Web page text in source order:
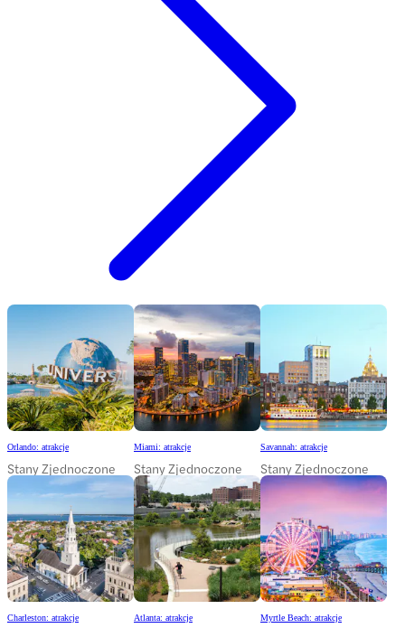
Orlando: atrakcje
Stany Zjednoczone
Miami: atrakcje
Stany Zjednoczone
Savannah: atrakcje
Stany Zjednoczone
Charleston: atrakcje Atlanta: atrakcje Myrtle Beach: atrakcje